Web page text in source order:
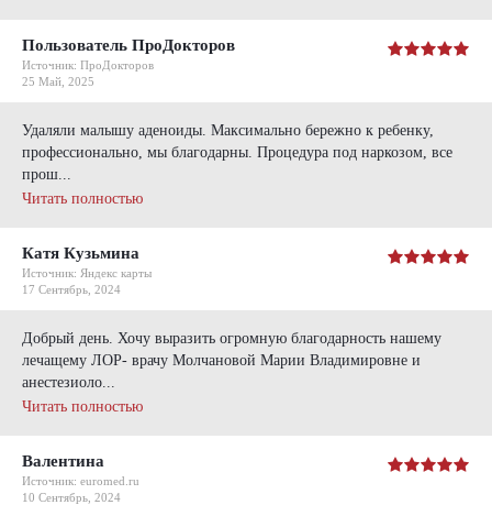
Пользователь ПроДокторов
Источник: ПроДокторов
25 Май, 2025
Удаляли малышу аденоиды. Максимально бережно к ребенку,
профессионально, мы благодарны. Процедура под наркозом, все
прош...
Читать полностью
Катя Кузьмина
Источник: Яндекс карты
17 Сентябрь, 2024
Добрый день. Хочу выразить огромную благодарность нашему
лечащему ЛОР- врачу Молчановой Марии Владимировне и
анестезиоло...
Читать полностью
Валентина
Источник: euromed.ru
10 Сентябрь, 2024